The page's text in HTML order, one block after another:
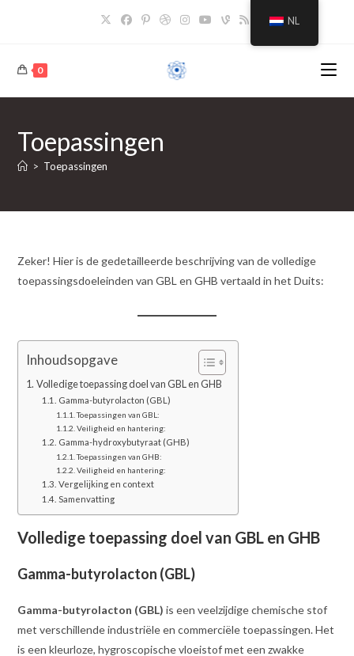
0
Toepassingen
> Toepassingen
Zeker! Hier is de gedetailleerde beschrijving van de volledige
toepassingsdoeleinden van GBL en GHB vertaald in het Duits:
Inhoudsopgave
Volledige toepassing doel van GBL en GHB
Gamma-butyrolacton (GBL)
Toepassingen van GBL:
Veiligheid en hantering:
Gamma-hydroxybutyraat (GHB)
Toepassingen van GHB:
Veiligheid en hantering:
Vergelijking en context
Samenvatting
Volledige toepassing doel van GBL en GHB
Gamma-butyrolacton (GBL)
Gamma-butyrolacton (GBL) is een veelzijdige chemische stof
met verschillende industriële en commerciële toepassingen. Het
is een kleurloze, hygroscopische vloeistof met een zwakke
NL